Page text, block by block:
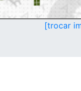
[trocar